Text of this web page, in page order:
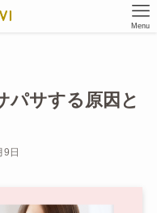
Menu
パサする原因と
9日